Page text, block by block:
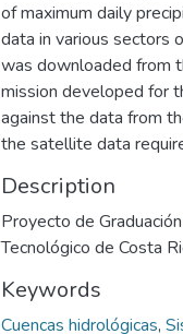
of maximum daily
data in various sectors
was downloaded from
mission developed for
against the data from
the satellite data
Description
Proyecto de
Tecnológico de Costa
Keywords
Cuencas hidrológicas,